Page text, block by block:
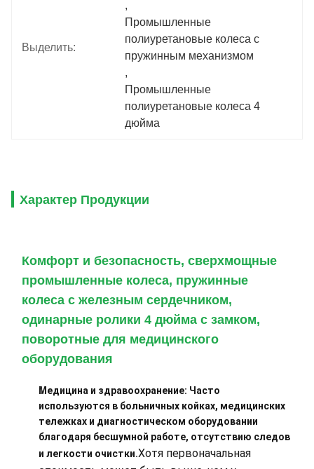
Выделить:
,
Промышленные
полиуретановые колеса с
пружинным механизмом
,
Промышленные
полиуретановые колеса 4
дюйма
Характер Продукции
Комфорт и безопасность, сверхмощные
промышленные колеса, пружинные
колеса с железным сердечником,
одинарные ролики 4 дюйма с замком,
поворотные для медицинского
оборудования
Медицина и здравоохранение: Часто
используются в больничных койках, медицинских
тележках и диагностическом оборудовании
благодаря бесшумной работе, отсутствию следов
и легкости очистки.Хотя первоначальная